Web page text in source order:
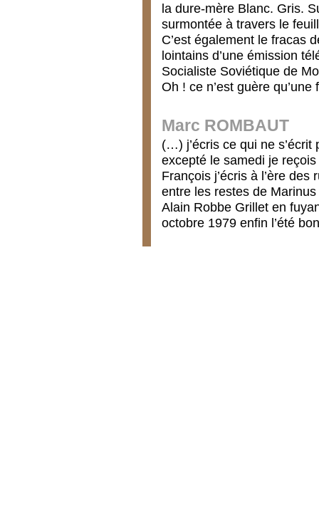
la dure-mère Blanc. Gris.
surmontée à travers le
C’est également le fracas
lointains d’une émission
Socialiste Soviétique de
Oh ! ce n’est guère
Marc ROMBAUT
(…) j’écris ce qui ne
excepté le samedi je
François j’écris à l’ère
entre les restes de
Alain Robbe Grillet en
octobre 1979 enfin l’été